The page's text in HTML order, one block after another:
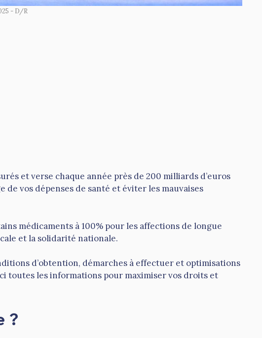
- D/R
et verse chaque année près de 200 milliards d’euros
vos dépenses de santé et éviter les mauvaises
médicaments à 100% pour les affections de longue
et la solidarité nationale.
d’obtention, démarches à effectuer et optimisations
toutes les informations pour maximiser vos droits et
?